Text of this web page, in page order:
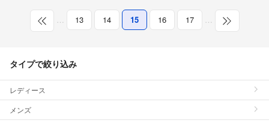
… 13 14 15 16 17 …
タイプで絞り込み
レディース
メンズ